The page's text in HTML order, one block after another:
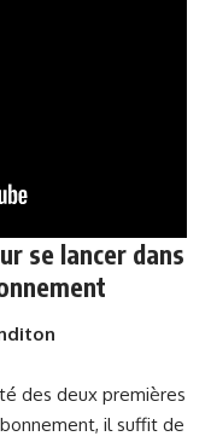
se lancer dans
des deux premières
il suffit de